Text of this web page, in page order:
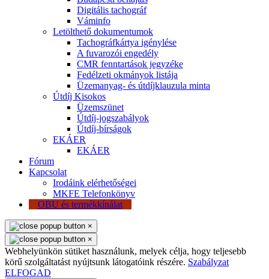
Digitális tachográf
Váminfo
Letölthető dokumentumok
Tachográfkártya igénylése
A fuvarozói engedély
CMR fenntartások jegyzéke
Fedélzeti okmányok listája
Üzemanyag- és útdíjklauzula minta
Útdíj Kisokos
Üzemszünet
Útdíj-jogszabályok
Útdíj-bírságok
EKÁER
EKÁER
Fórum
Kapcsolat
Irodáink elérhetőségei
MKFE Telefonkönyv
OBU és termékkínálat
×
×
Webhelyünkön sütiket használunk, melyek célja, hogy teljesebb
körű szolgáltatást nyújtsunk látogatóink részére. Szabályzat
ELFOGAD